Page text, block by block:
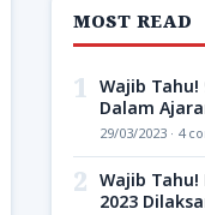
MOST READ
1 Wajib
Dalam
29/03/2023 · 4
2 Wajib
2023